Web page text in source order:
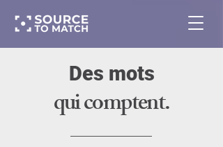
Des mots
qui comptent.